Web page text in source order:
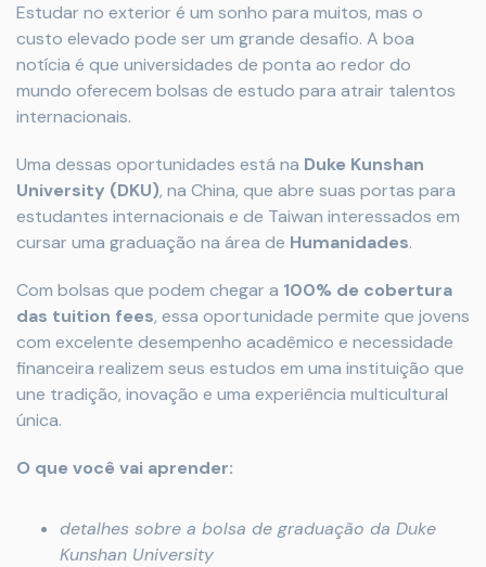
Estudar no exterior é um sonho para muitos, mas o
custo elevado pode ser um grande desafio. A boa
notícia é que universidades de ponta ao redor do
mundo oferecem bolsas de estudo para atrair talentos
internacionais.
Uma dessas oportunidades está na Duke Kunshan
University (DKU), na China, que abre suas portas para
estudantes internacionais e de Taiwan interessados em
cursar uma graduação na área de Humanidades.
Com bolsas que podem chegar a 100% de cobertura
das tuition fees, essa oportunidade permite que jovens
com excelente desempenho acadêmico e necessidade
financeira realizem seus estudos em uma instituição que
une tradição, inovação e uma experiência multicultural
única.
O que você vai aprender:
detalhes sobre a bolsa de graduação da Duke
Kunshan University